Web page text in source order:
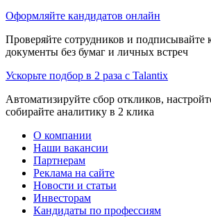
Оформляйте кандидатов онлайн
Проверяйте сотрудников и подписывайте
документы без бумаг и личных встреч
Ускорьте подбор в 2 раза с Talantix
Автоматизируйте сбор откликов,
собирайте аналитику в 2 клика
О компании
Наши вакансии
Партнерам
Реклама на сайте
Новости и статьи
Инвесторам
Кандидаты по профессиям